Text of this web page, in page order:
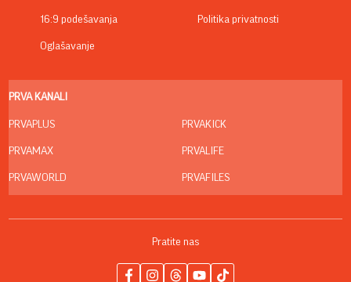
16:9 podešavanja
Oglašavanje
Politika privatnosti
PRVA KANALI
PRVAPLUS
PRVAMAX
PRVAWORLD
PRVAKICK
PRVALIFE
PRVAFILES
Pratite nas